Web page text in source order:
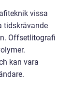
vissa
tidskrävande
Offsetlitografi
kan vara